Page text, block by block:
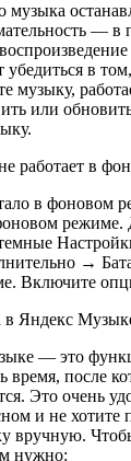
музыка
— в
убедиться в
музыку,
или
работает в
в фоновом
режиме.
→
Включите
в Яндекс
— это
время, после
Это очень
и не хотите
вручную.
нужно: